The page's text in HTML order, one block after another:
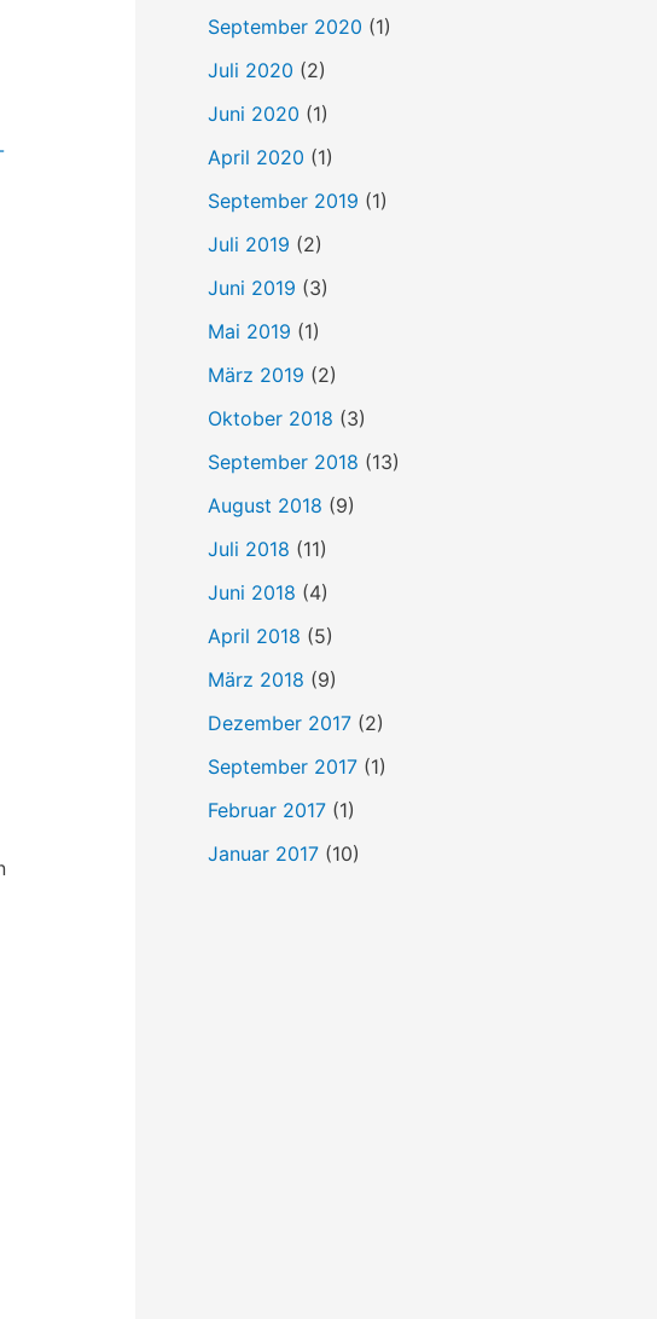
September 2020 (1)
Juli 2020 (2)
Juni 2020 (1)
April 2020 (1)
September 2019 (1)
Juli 2019 (2)
Juni 2019 (3)
Mai 2019 (1)
März 2019 (2)
Oktober 2018 (3)
September 2018 (13)
August 2018 (9)
Juli 2018 (11)
Juni 2018 (4)
April 2018 (5)
März 2018 (9)
Dezember 2017 (2)
September 2017 (1)
Februar 2017 (1)
Januar 2017 (10)